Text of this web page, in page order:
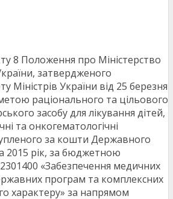
8 Положення про Міністерство
затвердженого
Міністрів України від 25 березня
раціонального та цільового
засобу для лікування дітей,
та онкогематологічні
за кошти Державного
2015 рік, за бюджетною
«Забезпечення медичних
програм та комплексних
характеру» за напрямом